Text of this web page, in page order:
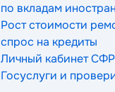
по вкладам
Рост стоимости
спрос на кредиты
Личный кабинет
Госуслуги и